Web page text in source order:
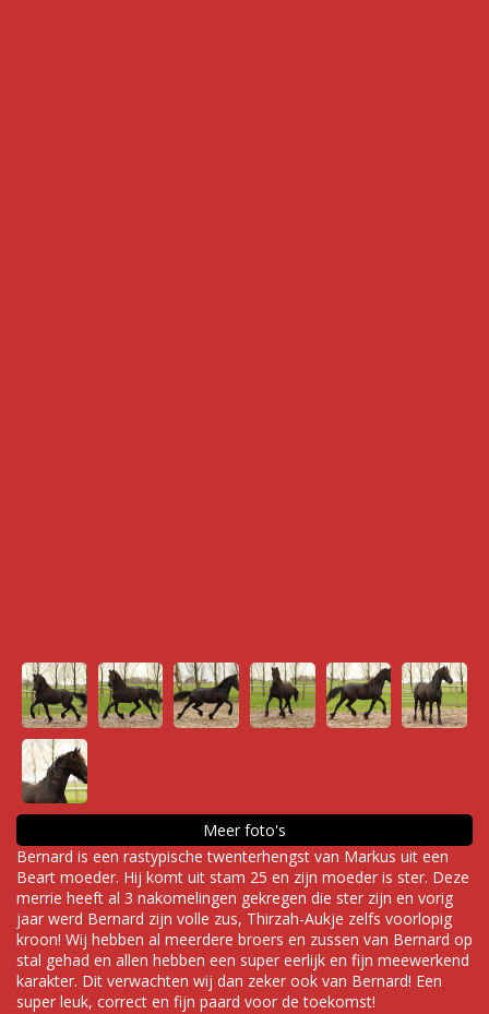
Meer foto's
Bernard is een rastypische twenterhengst van Markus uit een
Beart moeder. Hij komt uit stam 25 en zijn moeder is ster. Deze
merrie heeft al 3 nakomelingen gekregen die ster zijn en vorig
jaar werd Bernard zijn volle zus, Thirzah-Aukje zelfs voorlopig
kroon! Wij hebben al meerdere broers en zussen van Bernard op
stal gehad en allen hebben een super eerlijk en fijn meewerkend
karakter. Dit verwachten wij dan zeker ook van Bernard! Een
super leuk, correct en fijn paard voor de toekomst!